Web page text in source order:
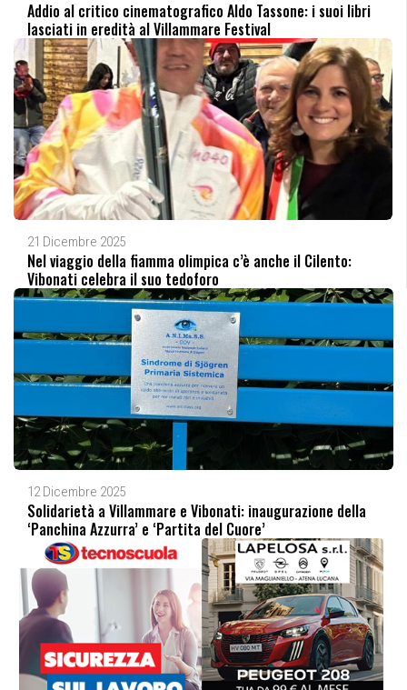
Addio al critico cinematografico Aldo Tassone: i suoi libri
lasciati in eredità al Villammare Festival
21 Dicembre 2025
Nel viaggio della fiamma olimpica c’è anche il Cilento:
Vibonati celebra il suo tedoforo
12 Dicembre 2025
Solidarietà a Villammare e Vibonati: inaugurazione della
‘Panchina Azzurra’ e ‘Partita del Cuore’